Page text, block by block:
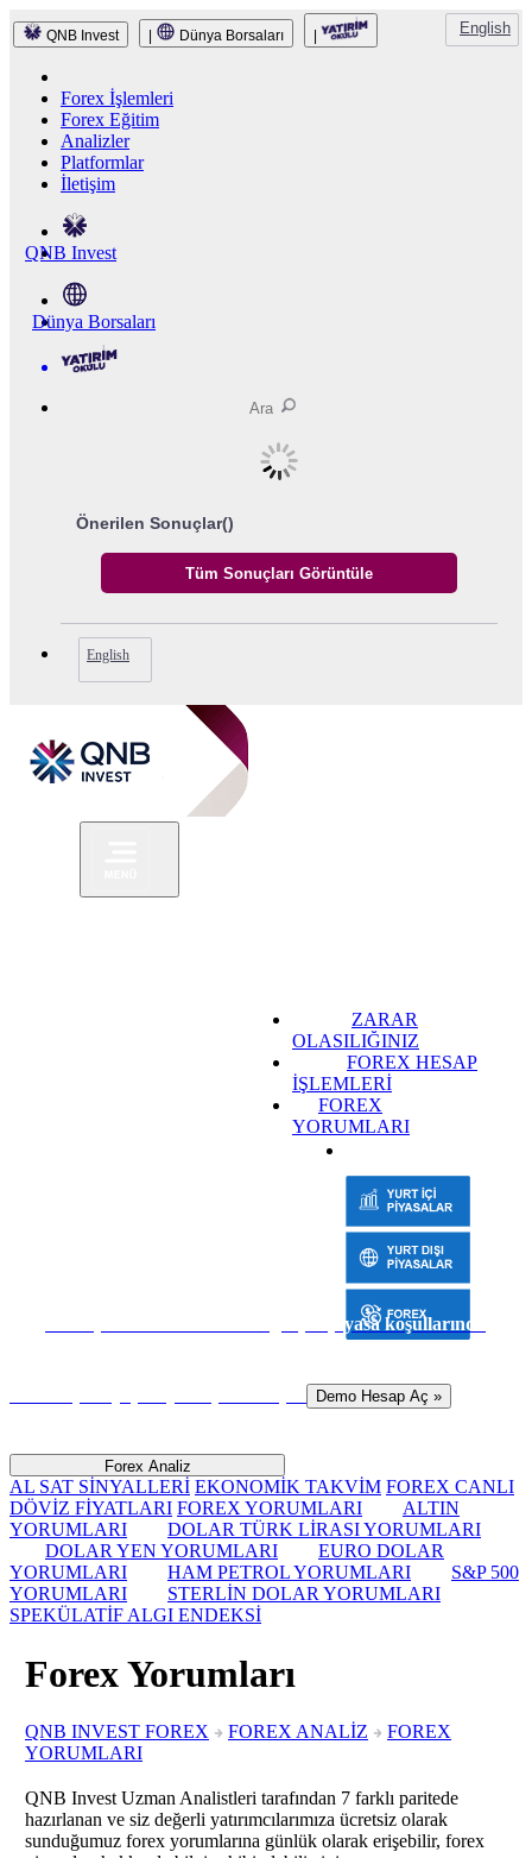
QNB Invest Dünya Borsaları English
Forex İşlemleri
Forex Eğitim
Analizler
Platformlar
İletişim
QNB Invest
Dünya Borsaları
Önerilen Sonuçlar()
English
ZARAR
OLASILIĞINIZ
FOREX HESAP
İŞLEMLERİ
FOREX
YORUMLARI
Sanal para ile risk almadan gerçek piyasa koşullarında
Demo Hesap Aç »
Forex Analiz
AL SAT SİNYALLERİ EKONOMİK TAKVİM FOREX CANLI
DÖVİZ FİYATLARI FOREX YORUMLARI
ALTIN
YORUMLARI
DOLAR TÜRK LİRASI YORUMLARI
DOLAR YEN YORUMLARI
EURO DOLAR
YORUMLARI
HAM PETROL YORUMLARI
S&P 500
YORUMLARI
STERLİN DOLAR YORUMLARI
SPEKÜLATİF ALGI ENDEKSİ
Forex Yorumları
QNB INVEST FOREX FOREX ANALİZ
FOREX
YORUMLARI
QNB Invest Uzman Analistleri tarafından 7 farklı paritede
hazırlanan ve siz değerli yatırımcılarımıza ücretsiz olarak
sunduğumuz forex yorumlarına günlük olarak erişebilir, forex